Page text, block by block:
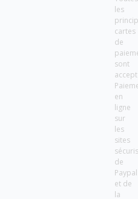
les
cartes
de
sont
en
ligne
sur
les
sites
de
Paypal
et de
la